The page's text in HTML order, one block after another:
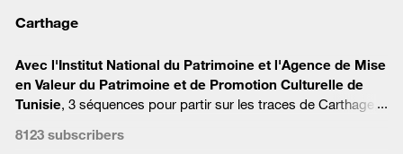
Carthage
Avec l'Institut National du Patrimoine et l'Agence de Mise
en Valeur du Patrimoine et de Promotion Culturelle de
Tunisie, 3 séquences pour partir sur les traces de Carthage,
notre imaginaire.
8123 subscribers